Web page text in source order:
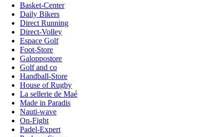
Basket-Center
Daily Bikers
Direct Running
Direct-Volley
Espace Golf
Foot-Store
Galoppostore
Golf and co
Handball-Store
House of Rugby
La sellerie de Maé
Made in Paradis
Nauti-wave
On-Fight
Padel-Expert